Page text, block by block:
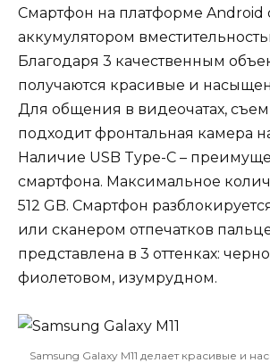
Смартфон на платформе Android
аккумулятором
Благодаря 3 качественным
получаются красивые и
Для общения в видеочатах,
подходит фронтальная камера
Наличие USB Type-C –
смартфона. Максимальное
512 GB. Смартфон
или сканером отпечатков
представлена в 3 оттенках:
фиолетовом, изумрудном.
Samsung Galaxy M11 делает красивые и